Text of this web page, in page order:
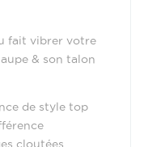
fait vibrer votre
& son talon
de style top
cloutées.